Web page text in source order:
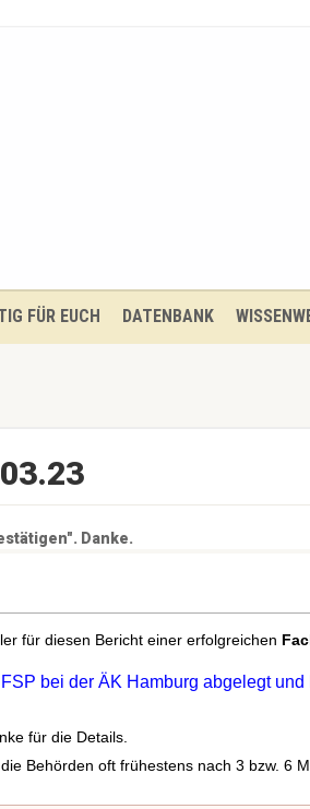
FÜR EUCH DATENBANK
Danke.
für diesen Bericht einer erfolgreichen
bei der ÄK Hamburg abgelegt und
für die Details.
Behörden oft frühestens nach 3 bzw. 6